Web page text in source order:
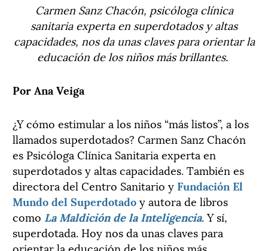
Carmen Sanz Chacón, psicóloga clínica
sanitaria experta en superdotados y altas
capacidades, nos da unas claves para orientar la
educación de los niños más brillantes.
Por Ana Veiga
¿Y cómo estimular a los niños “más listos”, a los
llamados superdotados? Carmen Sanz Chacón
es Psicóloga Clínica Sanitaria experta en
superdotados y altas capacidades. También es
directora del Centro Sanitario y Fundación El
Mundo del Superdotadoy autora de libros
como La Maldición de la Inteligencia. Y sí,
superdotada. Hoy nos da unas claves para
orientar la educación de los niños más